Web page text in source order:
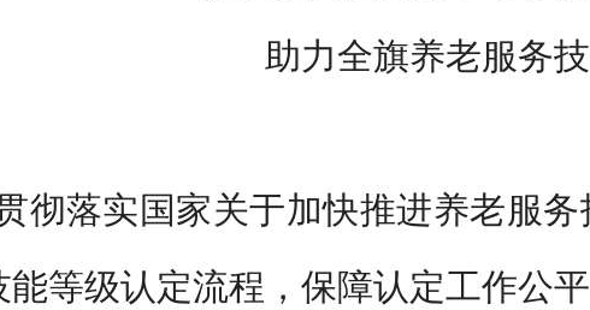
助力全旗养老服务
彻落实国家关于加快推进养老服
能等级认定流程，保障认定工作公